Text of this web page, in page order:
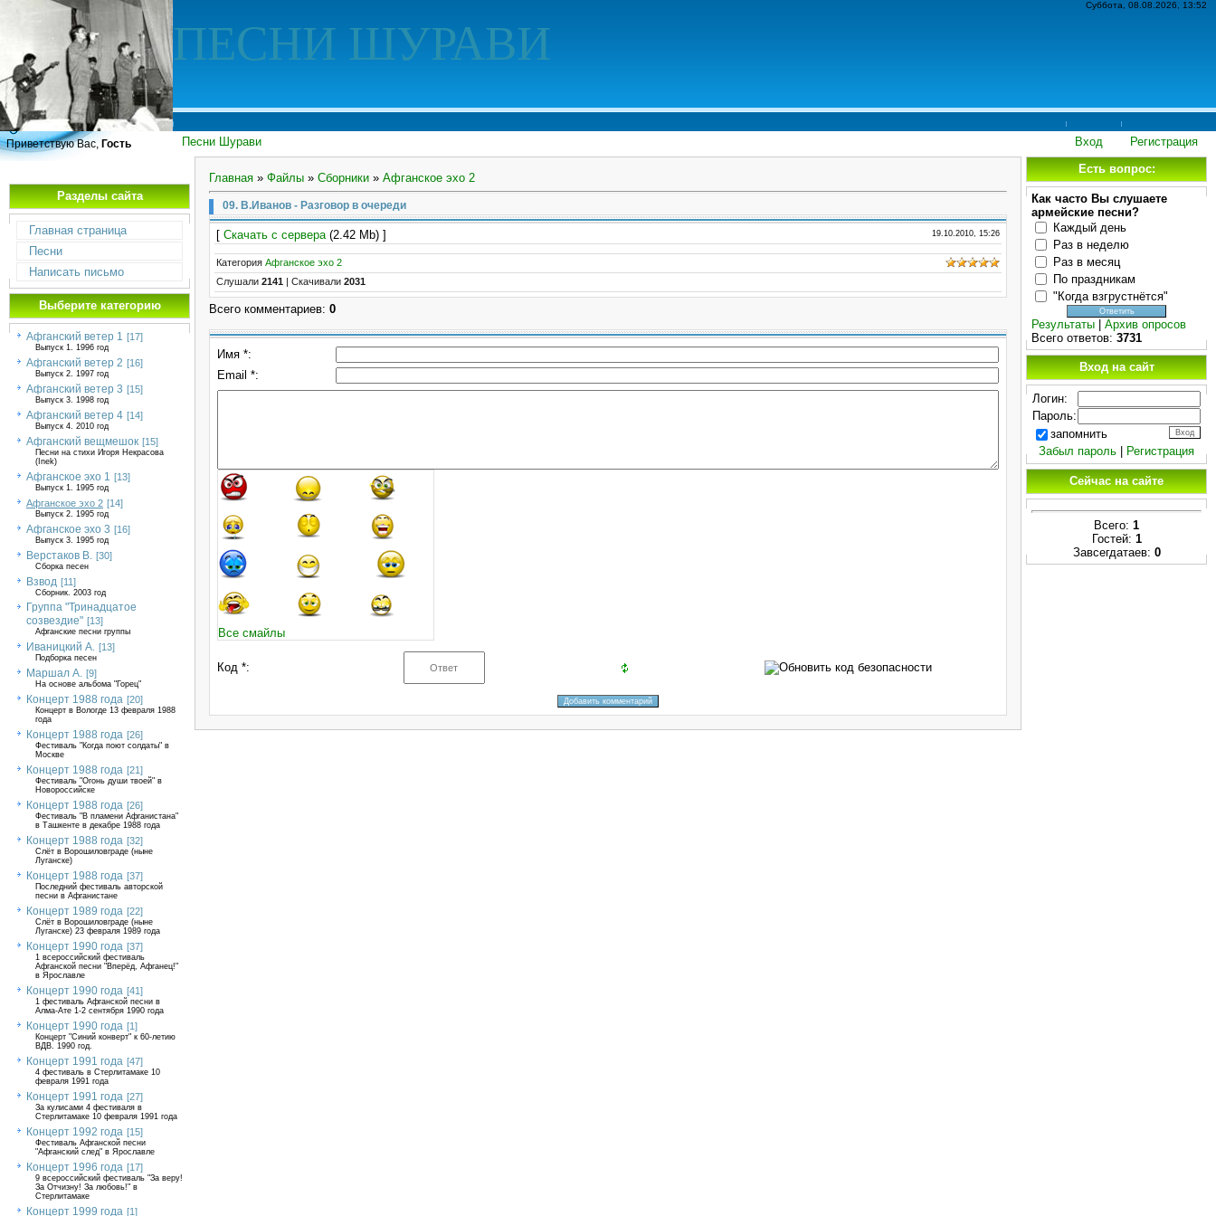
Суббота, 08.08.2026, 13:52
ПЕСНИ ШУРАВИ
Песни Шурави Регистрация
Вход
Приветствую Вас, Гость
Разделы сайта
Главная страница
Песни
Написать письмо
Выберите категорию
Афганский ветер 1 [17]
Выпуск 1. 1996 год
Афганский ветер 2 [16]
Выпуск 2. 1997 год
Афганский ветер 3 [15]
Выпуск 3. 1998 год
Афганский ветер 4 [14]
Выпуск 4. 2010 год
Афганский вещмешок [15]
Песни на стихи Игоря Некрасова
(Inek)
Афганское эхо 1 [13]
Выпуск 1. 1995 год
Афганское эхо 2 [14]
Выпуск 2. 1995 год
Афганское эхо 3 [16]
Выпуск 3. 1995 год
Верстаков В. [30]
Сборка песен
Взвод [11]
Сборник. 2003 год
Группа "Тринадцатое
созвездие" [13]
Афганские песни группы
Иваницкий А. [13]
Подборка песен
Маршал А. [9]
На основе альбома "Горец"
Концерт 1988 года [20]
Концерт в Вологде 13 февраля 1988
года
Концерт 1988 года [26]
Фестиваль "Когда поют солдаты" в
Москве
Концерт 1988 года [21]
Фестиваль "Огонь души твоей" в
Новороссийске
Концерт 1988 года [26]
Фестиваль "В пламени Афганистана"
в Ташкенте в декабре 1988 года
Концерт 1988 года [32]
Слёт в Ворошиловграде (ныне
Луганске)
Концерт 1988 года [37]
Последний фестиваль авторской
песни в Афганистане
Концерт 1989 года [22]
Слёт в Ворошиловграде (ныне
Луганске) 23 февраля 1989 года
Концерт 1990 года [37]
1 всероссийский фестиваль
Афганской песни "Вперёд, Афганец!"
в Ярославле
Концерт 1990 года [41]
1 фестиваль Афганской песни в
Алма-Ате 1-2 сентября 1990 года
Концерт 1990 года [1]
Концерт "Синий конверт" к 60-летию
ВДВ. 1990 год.
Концерт 1991 года [47]
4 фестиваль в Стерлитамаке 10
февраля 1991 года
Концерт 1991 года [27]
За кулисами 4 фестиваля в
Стерлитамаке 10 февраля 1991 года
Концерт 1992 года [15]
Фестиваль Афганской песни
"Афганский след" в Ярославле
Концерт 1996 года [17]
9 всероссийский фестиваль "За веру!
За Отчизну! За любовь!" в
Стерлитамаке
Концерт 1999 года [1]
Главная » Файлы » Сборники » Афганское эхо 2
09. В.Иванов - Разговор в очереди
[ Скачать с сервера(2.42 Mb) ] 19.10.2010, 15:26
Категория Афганское эхо 2
Слушали 2141 Скачивали 2031
Всего комментариев: 0
Имя *:
Email *:
Все смайлы
Код *:
Есть вопрос:
Как часто Вы слушаете
армейские песни?
Каждый день
Раз в неделю
Раз в месяц
По праздникам
"Когда взгрустнётся"
Результаты
Архив опросов
Всего ответов: 3731
Вход на сайт
Логин:
Пароль:
запомнить
Забыл пароль
Регистрация
Сейчас на сайте
Всего: 1
Гостей: 1
Завсегдатаев: 0